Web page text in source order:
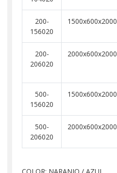
200-
156020
1500x600x2000
200-
206020
2000x600x2000
500-
156020
1500x600x2000
500-
206020
2000x600x2000